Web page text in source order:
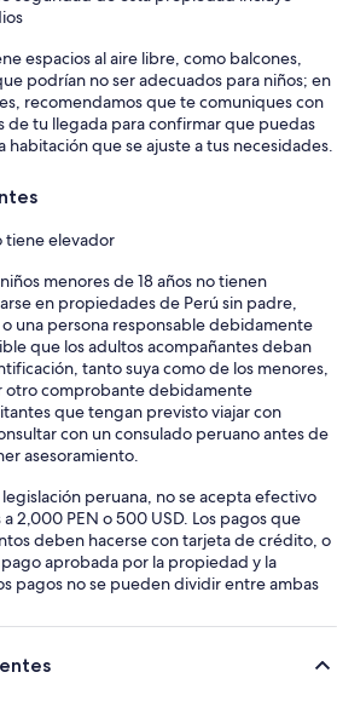
espacios al aire libre, como balcones,
podrían no ser adecuados para niños; en
recomendamos que te comuniques con
de tu llegada para confirmar que puedas
habitación que se ajuste a tus necesidades.
tiene elevador
menores de 18 años no tienen
en propiedades de Perú sin padre,
una persona responsable debidamente
que los adultos acompañantes deban
tanto suya como de los menores,
otro comprobante debidamente
que tengan previsto viajar con
con un consulado peruano antes de
asesoramiento.
peruana, no se acepta efectivo
2,000 PEN o 500 USD. Los pagos que
deben hacerse con tarjeta de crédito, o
aprobada por la propiedad y la
pagos no se pueden dividir entre ambas